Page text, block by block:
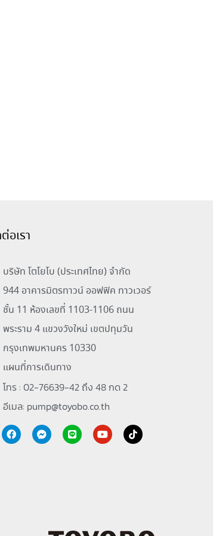
อเรา
บริษัท โตโยโบ (ประเทศไทย) จำกัด
944 อาคารมิตรทาวน์ ออฟฟิค ทาวเวอร์
ชั้น 11 ห้องเลขที่ 1103-1106 ถนน
พระราม 4 แขวงวังใหม่ เขตปทุมวัน
กรุงเทพมหานคร 10330
แผนที่การเดินทาง
โทร : 02-76639-42 ถึง 48 กด 2
อีเมล: pump@toyobo.co.th